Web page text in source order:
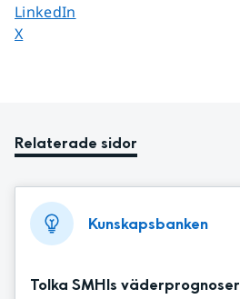
Dela sidan på
LinkedIn
Dela sidan på
X
Relaterade sidor
Kunskapsbanken
Tolka SMHIs väderprognoser